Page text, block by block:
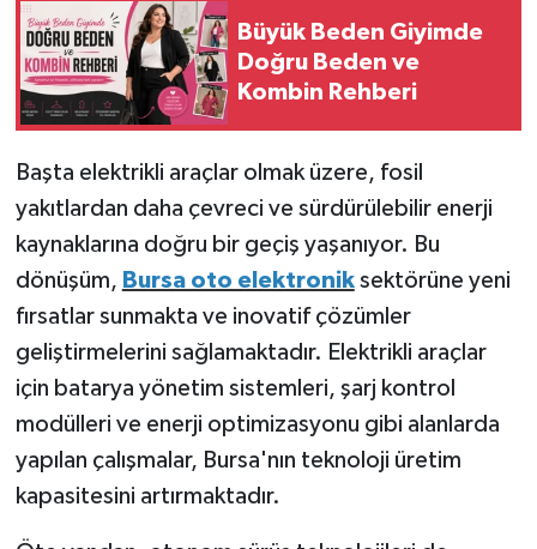
Büyük Beden Giyimde
Doğru Beden ve
Kombin Rehberi
Başta elektrikli araçlar olmak üzere, fosil
yakıtlardan daha çevreci ve sürdürülebilir enerji
kaynaklarına doğru bir geçiş yaşanıyor. Bu
dönüşüm, Bursa oto elektroniksektörüne yeni
fırsatlar sunmakta ve inovatif çözümler
geliştirmelerini sağlamaktadır. Elektrikli araçlar
için batarya yönetim sistemleri, şarj kontrol
modülleri ve enerji optimizasyonu gibi alanlarda
yapılan çalışmalar, Bursa'nın teknoloji üretim
kapasitesini artırmaktadır.